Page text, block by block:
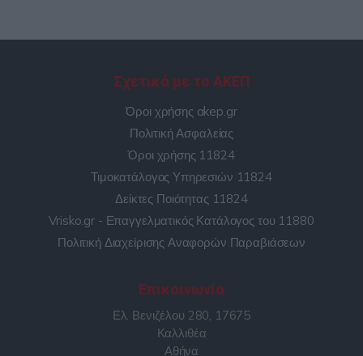
Σχετικά με το ΑΚΕΠ
Όροι χρήσης akep.gr
Πολιτική Ασφαλείας
Όροι χρήσης 11824
Τιμοκατάλογος Υπηρεσιών 11824
Δείκτες Ποιότητας 11824
Vrisko.gr - Επαγγελματικός Κατάλογος του 11880
Πολιτική Διαχείρισης Αναφορών Παραβιάσεων
Επικοινωνία
Ελ. Βενιζέλου 280, 17675
Καλλιθέα
Αθήνα